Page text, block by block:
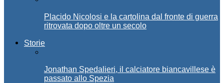
Placido Nicolosi e la cartolina dal fronte di guerra
ritrovata dopo oltre un secolo
Storie
Jonathan Spedalieri, il calciatore biancavillese è
passato allo Spezia